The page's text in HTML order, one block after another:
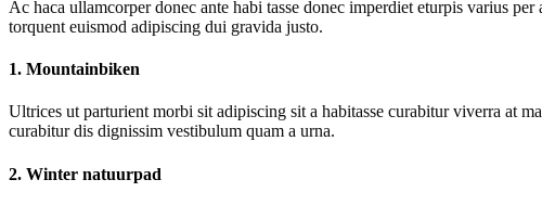
Ac haca ullamcorper donec ante habi tasse donec imperdiet eturpis varius
torquent euismod adipiscing dui gravida justo.
1. Mountainbiken
Ultrices ut parturient morbi sit adipiscing sit a habitasse curabitur viverra at
curabitur dis dignissim vestibulum quam a urna.
2. Winter natuurpad